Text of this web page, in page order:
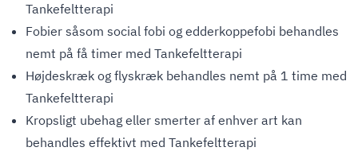
Tankefeltterapi
Fobier såsom social fobi og edderkoppefobi behandles
nemt på få timer med Tankefeltterapi
Højdeskræk og flyskræk behandles nemt på 1 time med
Tankefeltterapi
Kropsligt ubehag eller smerter af enhver art kan
behandles effektivt med Tankefeltterapi